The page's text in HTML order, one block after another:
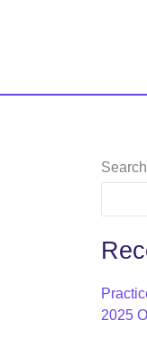
Search
2025